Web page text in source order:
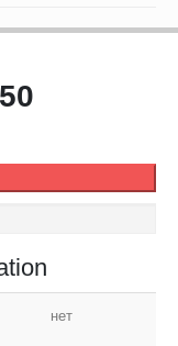
нет